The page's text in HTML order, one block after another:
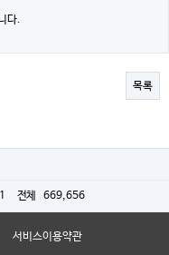
다.
목록
전체 669,656
서비스이용약관